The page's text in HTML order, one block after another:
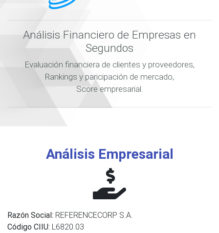
Análisis Financiero de Empresas en
Segundos
Evaluación financiera de clientes y proveedores,
Rankings y paricipación de mercado,
Score empresarial.
Análisis Empresarial
Razón Social: REFERENCECORP S.A.
Código CIIU: L6820.03